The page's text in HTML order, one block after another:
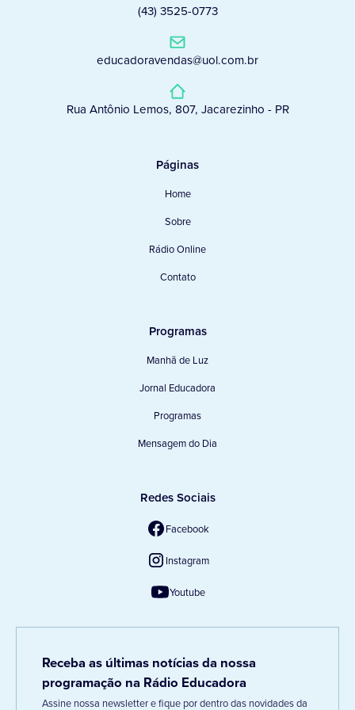
(43) 3525-0773
educadoravendas@uol.com.br
Rua Antônio Lemos, 807, Jacarezinho - PR
Páginas
Home
Sobre
Rádio Online
Contato
Programas
Manhã de Luz
Jornal Educadora
Programas
Mensagem do Dia
Redes Sociais
Facebook
Instagram
Youtube
Receba as últimas notícias da nossa
programação na Rádio Educadora
Assine nossa newsletter e fique por dentro das novidades da